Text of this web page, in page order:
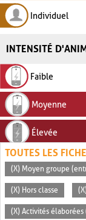
Individuel
INTENSITÉ
Faible
Moyenne
Élevée
TOUTES LES
(X) Moyen groupe
(X) Hors classe
(X) Activités